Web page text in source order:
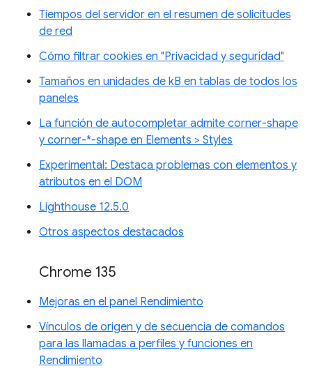
Tiempos del servidor en el resumen de solicitudes
de red
Cómo filtrar cookies en "Privacidad y seguridad"
Tamaños en unidades de kB en tablas de todos los
paneles
La función de autocompletar admite corner-shape
y corner-*-shape en Elements > Styles
Experimental: Destaca problemas con elementos y
atributos en el DOM
Lighthouse 12.5.0
Otros aspectos destacados
Chrome 135
Mejoras en el panel Rendimiento
Vínculos de origen y de secuencia de comandos
para las llamadas a perfiles y funciones en
Rendimiento